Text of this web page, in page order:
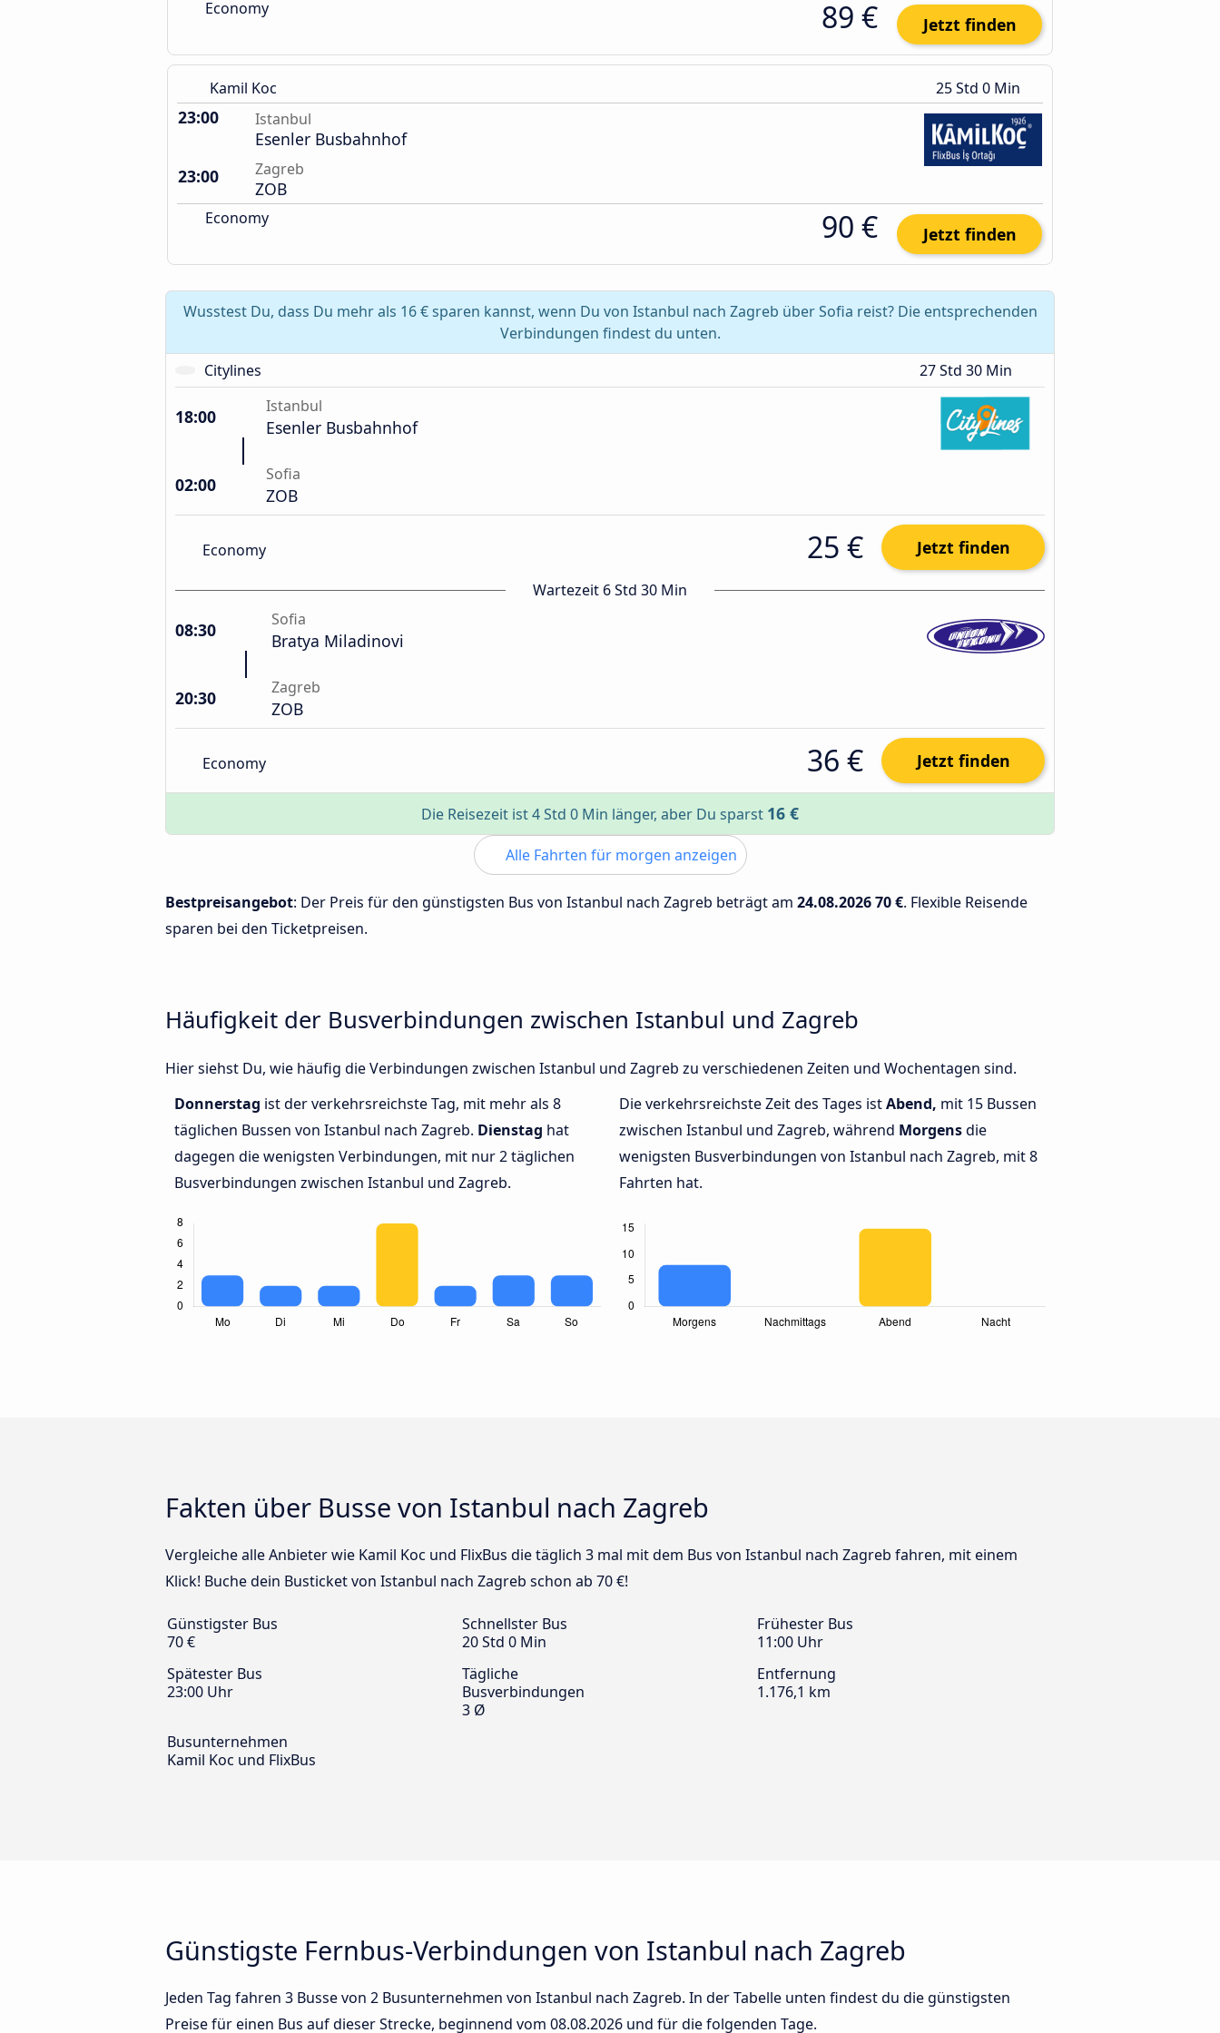
Economy 89 € Jetzt finden
Kamil Koc 25 Std 0 Min
23:00 Istanbul
Esenler Busbahnhof
23:00
Zagreb
ZOB
Economy 90 € Jetzt finden
Wusstest Du, dass Du mehr als 16 € sparen kannst, wenn Du von Istanbul nach Zagreb über Sofia reist? Die entsprechenden
Verbindungen findest du unten.
Citylines
27 Std 30 Min
18:00 Istanbul
Esenler Busbahnhof
02:00 Sofia
ZOB
Economy 25 € Jetzt finden
Wartezeit 6 Std 30 Min
08:30 Sofia
Bratya Miladinovi
20:30 Zagreb
ZOB
Economy 36 € Jetzt finden
Die Reisezeit ist 4 Std 0 Min länger, aber Du sparst 16 €
Alle Fahrten für morgen anzeigen
Bestpreisangebot: Der Preis für den günstigsten Bus von Istanbul nach Zagreb beträgt am 24.08.202670 €. Flexible Reisende
sparen bei den Ticketpreisen.
Häufigkeit der Busverbindungen zwischen Istanbul und Zagreb
Hier siehst Du, wie häufig die Verbindungen zwischen Istanbul und Zagreb zu verschiedenen Zeiten und Wochentagen sind.
Donnerstag ist der verkehrsreichste Tag, mit mehr als 8
täglichen Bussen von Istanbul nach Zagreb. Dienstag hat
dagegen die wenigsten Verbindungen, mit nur 2 täglichen
Busverbindungen zwischen Istanbul und Zagreb.
Die verkehrsreichste Zeit des Tages istAbend, mit 15 Bussen
zwischen Istanbul und Zagreb, während Morgensdie
wenigsten Busverbindungen von Istanbul nach Zagreb, mit 8
Fahrten hat.
Fakten über Busse von Istanbul nach Zagreb
Vergleiche alle Anbieter wie Kamil Koc und FlixBus die täglich 3 mal mit dem Bus von Istanbul nach Zagreb fahren, mit einem
Klick! Buche dein Busticket von Istanbul nach Zagreb schon ab 70 €!
Günstigster Bus
70 €
Schnellster Bus
20 Std 0 Min
Frühester Bus
11:00 Uhr
Spätester Bus
23:00 Uhr
Tägliche
Busverbindungen
3 Ø
Entfernung
1.176,1 km
Busunternehmen
Kamil Koc und FlixBus
Günstigste Fernbus-Verbindungen von Istanbul nach Zagreb
Jeden Tag fahren 3 Busse von 2 Busunternehmen von Istanbul nach Zagreb. In der Tabelle unten findest du die günstigsten
Preise für einen Bus auf dieser Strecke, beginnend vom 08.08.2026 und für die folgenden Tage.